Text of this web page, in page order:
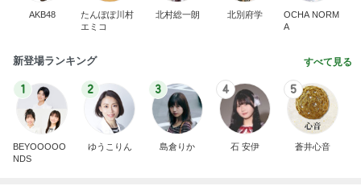
AKB48
たんぽぽ川村
エミコ
北村総一朗 北別府学
OCHA NORM
A
新登場ランキング すべて見る
1
BEYOOOOO
NDS
2
ゆうこりん
3
島倉りか
4
石 安伊
5
蒼井心音